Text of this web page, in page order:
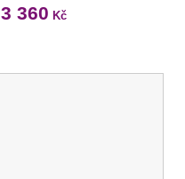
3 360 Kč